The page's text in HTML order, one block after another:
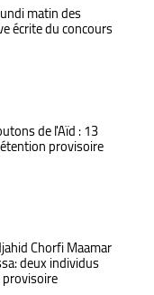
matin des
écrite du concours
de l'Aïd : 13
provisoire
Chorfi Maamar
deux individus